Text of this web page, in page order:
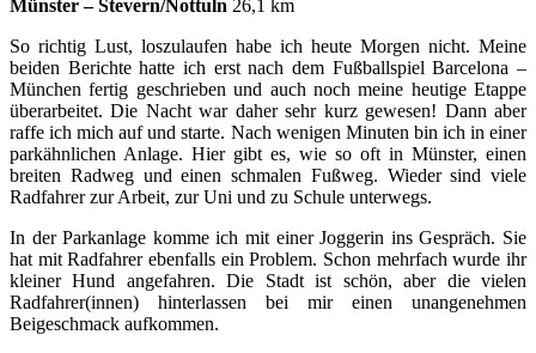
Münster – Stevern/Nottuln 26,1 km
So richtig Lust, loszulaufen habe ich heute Morgen nicht. Meine
beiden Berichte hatte ich erst nach dem Fußballspiel Barcelona –
München fertig geschrieben und auch noch meine heutige Etappe
überarbeitet. Die Nacht war daher sehr kurz gewesen! Dann aber
raffe ich mich auf und starte. Nach wenigen Minuten bin ich in einer
parkähnlichen Anlage. Hier gibt es, wie so oft in Münster, einen
breiten Radweg und einen schmalen Fußweg. Wieder sind viele
Radfahrer zur Arbeit, zur Uni und zu Schule unterwegs.
In der Parkanlage komme ich mit einer Joggerin ins Gespräch. Sie
hat mit Radfahrer ebenfalls ein Problem. Schon mehrfach wurde ihr
kleiner Hund angefahren. Die Stadt ist schön, aber die vielen
Radfahrer(innen) hinterlassen bei mir einen unangenehmen
Beigeschmack aufkommen.